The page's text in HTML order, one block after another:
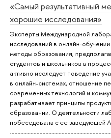
«Самый результативный
хорошие исследования»
Эксперты Международной
исследований в онлайн-
методы образования,
студентов и школьников в
активно исследует поведение
в онлайн-системах, отношение
современных технологий и
разрабатывает принципы
образовании. О деятельности
побеседовала с ее заведующей